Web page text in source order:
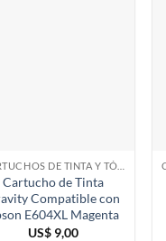
Cartucho de Tinta
Compatible con
E604XL Magenta
US$ 9,00